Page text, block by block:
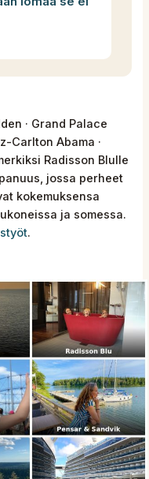
· Grand Palace
Carlton Abama ·
Radisson Blulle
jossa perheet
kokemuksensa
ja somessa.
.